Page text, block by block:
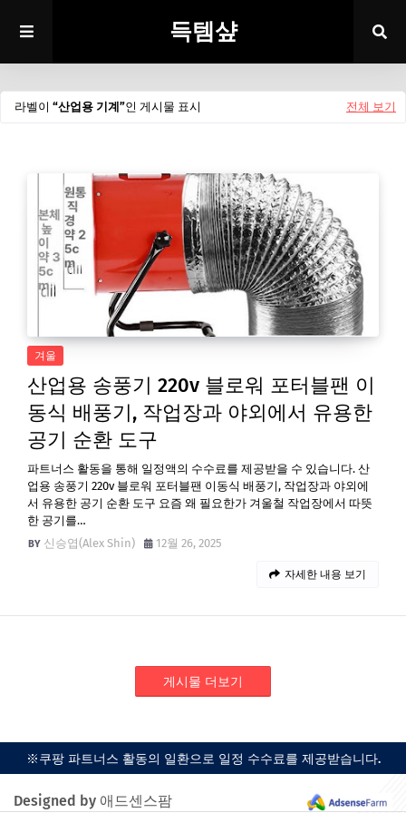
득템샾
라벨이 산업용 기계 인 게시물 표시 전체 보기
겨울
산업용 송풍기 220v 블로워 포터블팬 이
동식 배풍기, 작업장과 야외에서 유용한
공기 순환 도구
파트너스 활동을 통해 일정액의 수수료를 제공받을 수 있습니다. 산
업용 송풍기 220v 블로워 포터블팬 이동식 배풍기, 작업장과 야외에
서 유용한 공기 순환 도구 요즘 왜 필요한가 겨울철 작업장에서 따뜻
한 공기를…
신승엽(Alex Shin)
12월 26, 2025
자세한 내용 보기
게시물 더보기
※쿠팡 파트너스 활동의 일환으로 일정 수수료를 제공받습니다.
Designed by 애드센스팜